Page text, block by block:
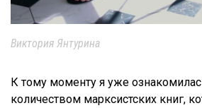
Виктория Янтурина
К тому моменту я уже
количеством марксистских книг,